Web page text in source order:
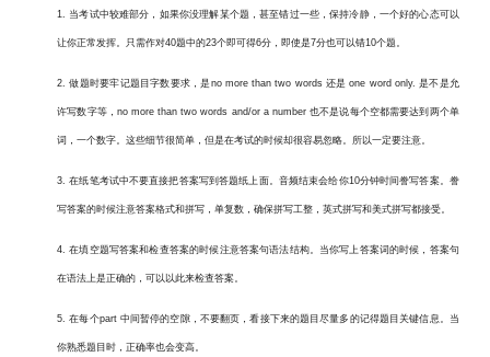
1. 当考试中较难部分，如果你没理解某个题，甚至错过一些，保持冷静，一个好的心态可以
让你正常发挥。只需作对40题中的23个即可得6分，即使是7分也可以错10个题。
2.做题时要牢记题目字数要求，是 no more than two words 还是 one word only.是不是允
许写数字等， no more than two words and/or a number也不是说每个空都需要达到两个单
词，一个数字。这些细节很简单，但是在考试的时候却很容易忽略。所以一定要注意。
3.在纸笔考试中不要直接把答案写到答题纸上面。音频结束会给你10分钟时间誊写答案。誊
写答案的时候注意答案格式和拼写，单复数，确保拼写工整，英式拼写和美式拼写都接受。
4.在填空题写答案和检查答案的时候注意答案句语法结构。当你写上答案词的时候，答案句
在语法上是正确的，可以以此来检查答案。
5.在每个part 中间暂停的空隙，不要翻页，看接下来的题目尽量多的记得题目关键信息。当
你熟悉题目时，正确率也会变高。